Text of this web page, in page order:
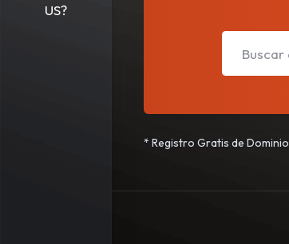
US?
* Registro Gratis de